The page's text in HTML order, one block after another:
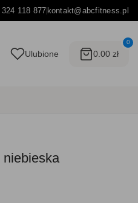
118 877kontakt@abcfitness.pl
Ulubione
0
0.00 zł
niebieska